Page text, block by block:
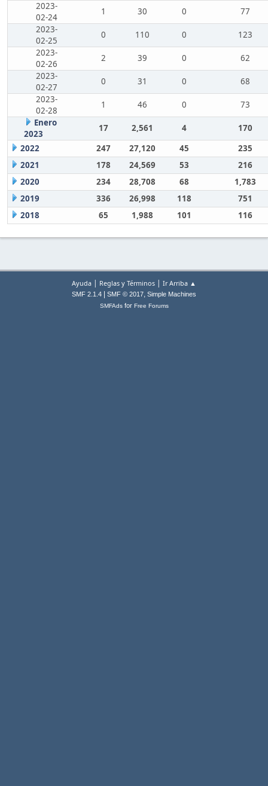
2023-
02-24
1 30 0
77
2023-
02-25
0 110 0
123
2023-
02-26
2 39 0
62
2023-
02-27
0 31 0
68
2023-
02-28
1 46 0
73
Enero
2023
17 2,561 4
170
2022
247 27,120 45
235
2021
178 24,569 53
216
2020
234 28,708 68
1,783
2019
336 26,998 118
751
2018
65 1,988 101 116
Ayuda | Reglas y Términos | Ir Arriba ▲
SMF 2.1.4 SMF © 2017, Simple Machines
SMFAdsfor Free Forums